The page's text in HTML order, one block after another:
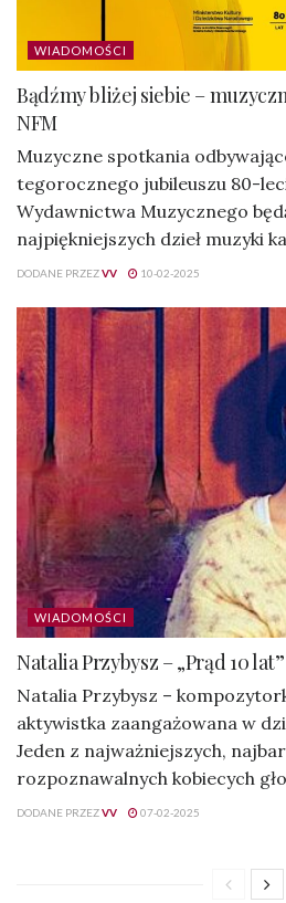
WIADOMOŚCI
Bądźmy bliżej siebie –
NFM
Muzyczne spotkania
tegorocznego jubileuszu 80-
Wydawnictwa Muzycznego
najpiękniejszych dzieł muzyki
DODANE PRZEZVV 10-02-2025
WIADOMOŚCI
Natalia Przybysz – „Prąd 10 lat”
Natalia Przybysz –
aktywistka zaangażowana w
Jeden z najważniejszych,
rozpoznawalnych kobiecych
DODANE PRZEZVV 07-02-2025